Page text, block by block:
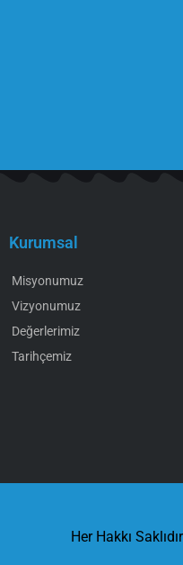
Kurumsal
Misyonumuz
Vizyonumuz
Değerlerimiz
Tarihçemiz
Her Hakkı